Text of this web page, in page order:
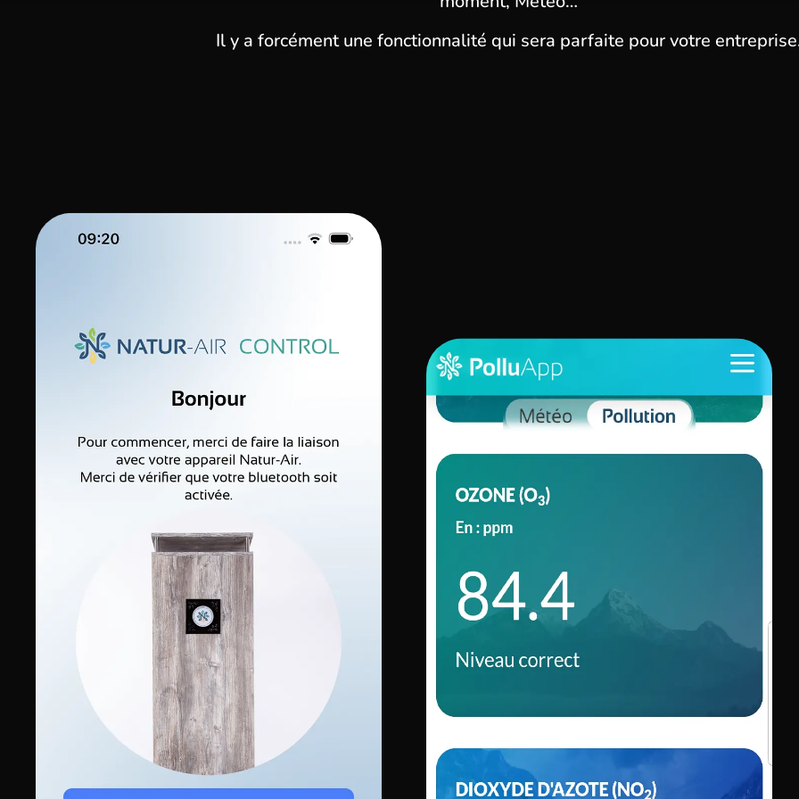
Il y a forcément une fonctionnalité qui sera parfaite pour votre